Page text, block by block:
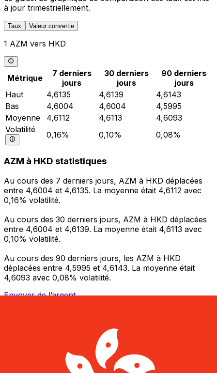
à jour trimestriellement.
Taux Valeur convertie
1 AZM vers HKD
Métrique
7 derniers
jours
30 derniers
jours
90 derniers
jours
Haut
4,6135 4,6139
4,6143
Bas
4,6004 4,6004
4,5995
Moyenne
4,6112 4,6113
4,6093
Volatilité
0,16% 0,10% 0,08%
AZM à HKD statistiques
Au cours des 7 derniers jours, AZM à HKD déplacées
entre 4,6004 et 4,6135. La moyenne était 4,6112 avec
0,16% volatilité.
Au cours des 30 derniers jours, AZM à HKD déplacées
entre 4,6004 et 4,6139. La moyenne était 4,6113 avec
0,10% volatilité.
Au cours des 90 derniers jours, les AZM à HKD
déplacées entre 4,5995 et 4,6143. La moyenne était
4,6093 avec 0,08% volatilité.
Envoyer de l’argent
L'application Xe réunit toutes les fonctionnalités
nécessaires pour vos transferts d'argent internationaux
et la gestion de vos devises. Convertissez des devises,